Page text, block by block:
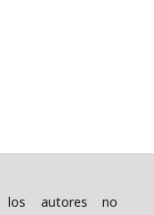
los autores no